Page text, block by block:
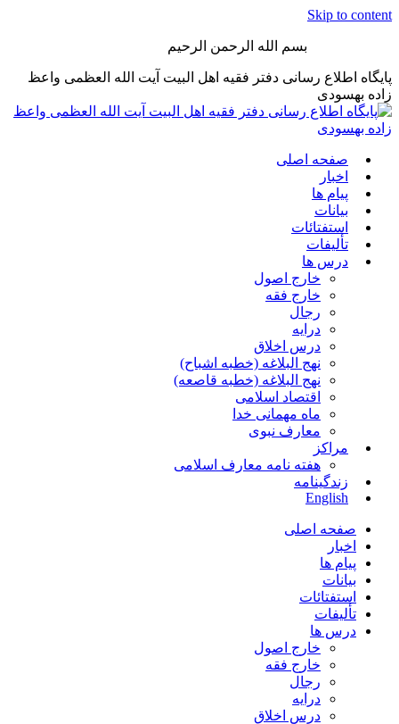
Skip to content
بسم الله الرحمن الرحیم
پایگاه اطلاع رسانی دفتر فقیه اهل البیت آیت الله العظمی واعظ
زاده بهسودی
صفحه اصلی
اخبار
پیام ها
بیانات
استفتائات
تألیفات
درس ها
خارج اصول
خارج فقه
رجال
درایه
درس اخلاق
نهج البلاغه (خطبه اشباح)
نهج البلاغه (خطبه قاصعه)
اقتصاد اسلامی
ماه مهمانی خدا
معارف نبوی
مراکز
هفته نامه معارف اسلامی
زندگینامه
English
صفحه اصلی
اخبار
پیام ها
بیانات
استفتائات
تألیفات
درس ها
خارج اصول
خارج فقه
رجال
درایه
درس اخلاق